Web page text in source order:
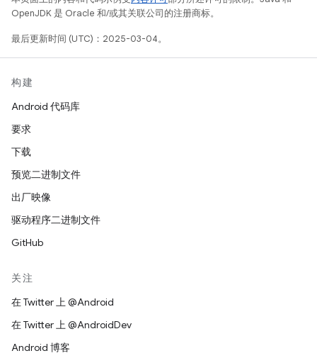
OpenJDK 是 Oracle 和/或其关联公司的注册商标。
最后更新时间 (UTC)：2025-03-04。
构建
Android 代码库
要求
下载
预览二进制文件
出厂映像
驱动程序二进制文件
GitHub
关注
在 Twitter 上 @Android
在 Twitter 上 @AndroidDev
Android 博客